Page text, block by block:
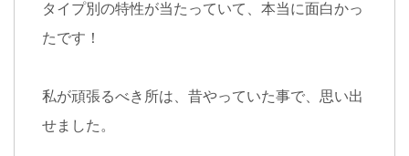
タイプ別の特性が当たっていて、本当に面白かっ
たです！
私が頑張るべき所は、昔やっていた事で、思い出
せました。